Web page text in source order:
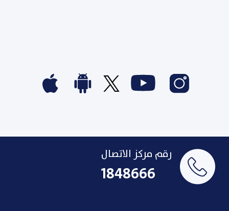
رقم مركز الاتصال
1848666